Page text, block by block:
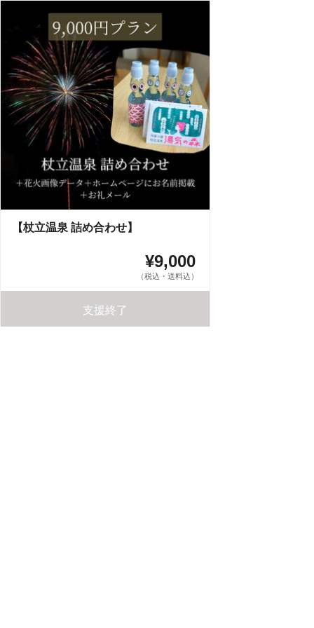
【杖立温泉 詰め合わせ】
¥9,000
（税込・送料込）
支援終了